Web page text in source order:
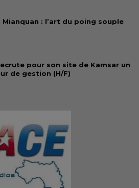
Mianquan : l’art du poing souple
pour son site de Kamsar un
de gestion (H/F)